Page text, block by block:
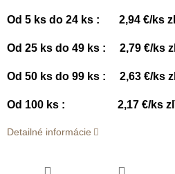
Od 5 ks do 24 ks : 2,94 €/ks
Od 25 ks do 49 ks : 2,79 €/ks
Od 50 ks do 99 ks : 2,63 €/ks
Od 100 ks : 2,17 €/ks
Detailné informácie